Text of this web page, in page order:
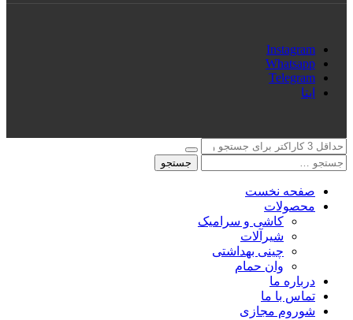
Instagram
Whatsapp
Telegram
ایتا
جستجو
صفحه نخست
محصولات
کاشی و سرامیک
شیرآلات
چینی بهداشتی
وان حمام
درباره ما
تماس با ما
شوروم مجازی